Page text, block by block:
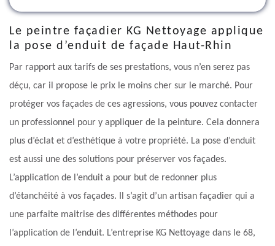
Le peintre façadier KG Nettoyage applique
la pose d’enduit de façade Haut-Rhin
Par rapport aux tarifs de ses prestations, vous n’en serez pas
déçu, car il propose le prix le moins cher sur le marché. Pour
protéger vos façades de ces agressions, vous pouvez contacter
un professionnel pour y appliquer de la peinture. Cela donnera
plus d’éclat et d’esthétique à votre propriété. La pose d’enduit
est aussi une des solutions pour préserver vos façades.
L’application de l’enduit a pour but de redonner plus
d’étanchéité à vos façades. Il s’agit d’un artisan façadier qui a
une parfaite maitrise des différentes méthodes pour
l’application de l’enduit. L’entreprise KG Nettoyage dans le 68,